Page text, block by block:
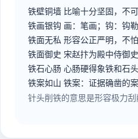
铁壁铜墙 比喻十分坚固，不
铁画银钩 画：笔画；钩：钩
铁面无私 形容公正严明，不
铁面御史 宋赵抃为殿中侍御
铁石心肠 心肠硬得象铁和石
铁案如山 铁案：证据确凿的
针头削铁的意思是形容极力刮